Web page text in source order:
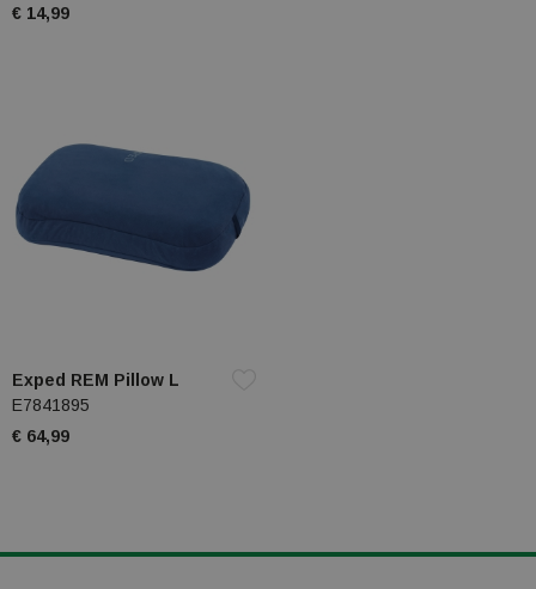
€ 14,99
Exped REM Pillow L
E7841895
€ 64,99